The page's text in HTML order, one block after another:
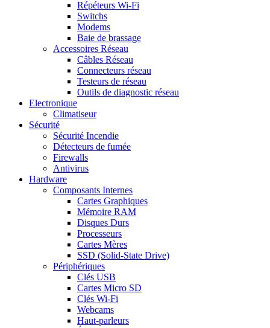
Répéteurs Wi-Fi
Switchs
Modems
Baie de brassage
Accessoires Réseau
Câbles Réseau
Connecteurs réseau
Testeurs de réseau
Outils de diagnostic réseau
Electronique
Climatiseur
Sécurité
Sécurité Incendie
Détecteurs de fumée
Firewalls
Antivirus
Hardware
Composants Internes
Cartes Graphiques
Mémoire RAM
Disques Durs
Processeurs
Cartes Mères
SSD (Solid-State Drive)
Périphériques
Clés USB
Cartes Micro SD
Clés Wi-Fi
Webcams
Haut-parleurs